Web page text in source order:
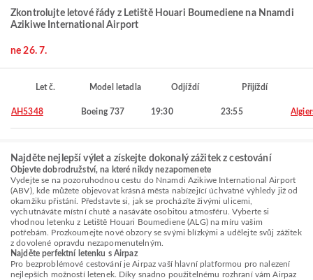
Zkontrolujte letové řády z Letiště Houari Boumediene na Nnamdi
Azikiwe International Airport
ne 26. 7.
Let č. Model letadla Odjíždí Přijíždí
AH5348 Boeing 737 19:30 23:55
Najděte nejlepší výlet a získejte dokonalý zážitek z cestování
Objevte dobrodružství, na které nikdy nezapomenete
Vydejte se na pozoruhodnou cestu do Nnamdi Azikiwe International Airport
(ABV), kde můžete objevovat krásná města nabízející úchvatné výhledy již od
okamžiku přistání. Představte si, jak se procházíte živými ulicemi,
vychutnáváte místní chutě a nasáváte osobitou atmosféru. Vyberte si
vhodnou letenku z Letiště Houari Boumediene (ALG) na míru vašim
potřebám. Prozkoumejte nové obzory se svými blízkými a udělejte svůj zážitek
z dovolené opravdu nezapomenutelným.
Najděte perfektní letenku s Airpaz
Pro bezproblémové cestování je Airpaz vaší hlavní platformou pro nalezení
nejlepších možností letenek. Díky snadno použitelnému rozhraní vám Airpaz